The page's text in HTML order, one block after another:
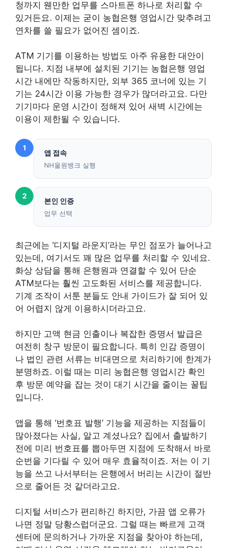
청까지 웬만한 업무를 스마트폰 하나로 처리할 수
있거든요. 이제는 굳이 농협은행 영업시간 맞추려고
연차를 쓸 필요가 없어진 셈이죠.
ATM 기기를 이용하는 방법도 아주 유용한 대안이
됩니다. 지점 내부에 설치된 기기는 농협은행 영업
시간 내에만 작동하지만, 외부 365 코너에 있는 기
기는 24시간 이용 가능한 경우가 많더라고요. 다만
기기마다 운영 시간이 정해져 있어 새벽 시간에는
이용이 제한될 수 있습니다.
1
앱 접속
NH올원뱅크 실행
2
본인 인증
업무 선택
최근에는 ‘디지털 라운지’라는 무인 점포가 늘어나고
있는데, 여기서도 꽤 많은 업무를 처리할 수 있네요.
화상 상담을 통해 은행원과 연결할 수 있어 단순
ATM보다는 훨씬 고도화된 서비스를 제공합니다.
기계 조작이 서툰 분들도 안내 가이드가 잘 되어 있
어 어렵지 않게 이용하시더라고요.
하지만 고액 현금 인출이나 복잡한 증명서 발급은
여전히 창구 방문이 필요합니다. 특히 인감 증명이
나 법인 관련 서류는 비대면으로 처리하기에 한계가
분명하죠. 이럴 때는 미리 농협은행 영업시간 확인
후 방문 예약을 잡는 것이 대기 시간을 줄이는 꿀팁
입니다.
앱을 통해 ‘번호표 발행’ 기능을 제공하는 지점들이
많아졌다는 사실, 알고 계셨나요? 집에서 출발하기
전에 미리 번호표를 뽑아두면 지점에 도착해서 바로
순번을 기다릴 수 있어 매우 효율적이죠. 저는 이 기
능을 쓰고 나서부터는 은행에서 버리는 시간이 절반
으로 줄어든 것 같더라고요.
디지털 서비스가 편리하긴 하지만, 가끔 앱 오류가
나면 정말 당황스럽더군요. 그럴 때는 빠르게 고객
센터에 문의하거나 가까운 지점을 찾아야 하는데,